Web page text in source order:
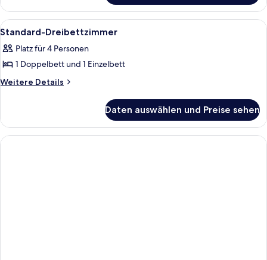
Doppelzimmer
Alle
Fotos
für
Standard-
Dreibettzimmer
Ein Hotelzimmer mit zwei Betten,
4
Standard-Dreibettzimmer
Platz für 4 Personen
1 Doppelbett und 1 Einzelbett
Weitere Details
Weitere
Dreibettzimmer
Daten auswählen und Preise sehen